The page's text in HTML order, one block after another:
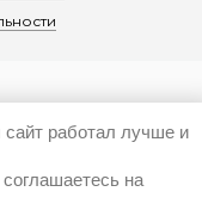
работал лучше и
на